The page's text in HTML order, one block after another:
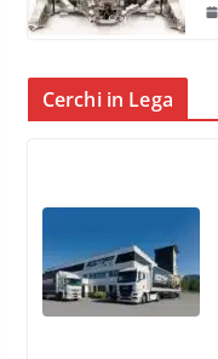
Cerchi in Lega